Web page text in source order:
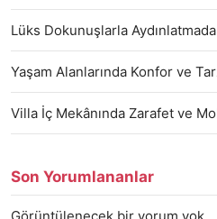
Lüks Dokunuşlarla
Yaşam Alanlarında Konfor ve
Villa İç Mekânında Zarafet ve
Son Yorumlananlar